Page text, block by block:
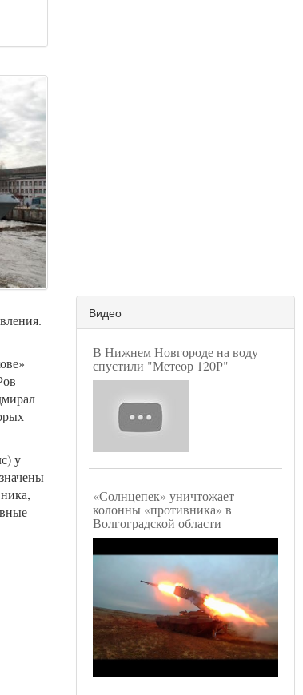
у
Видео
В Нижнем Новгороде на воду
спустили "Метеор 120Р"
«Солнцепек» уничтожает
колонны «противника» в
Волгоградской области